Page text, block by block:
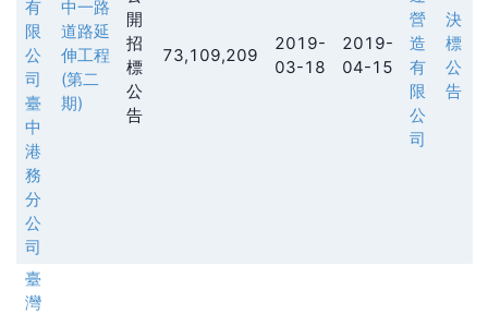
有
限
公
司
臺
中
港
務
分
公
司
中一路
道路延
伸工程
(第二
期)
開
招
標
公
告
73,109,209
2019-
03-18
2019-
04-15
營
造
有
限
公
司
決
標
公
告
臺
灣